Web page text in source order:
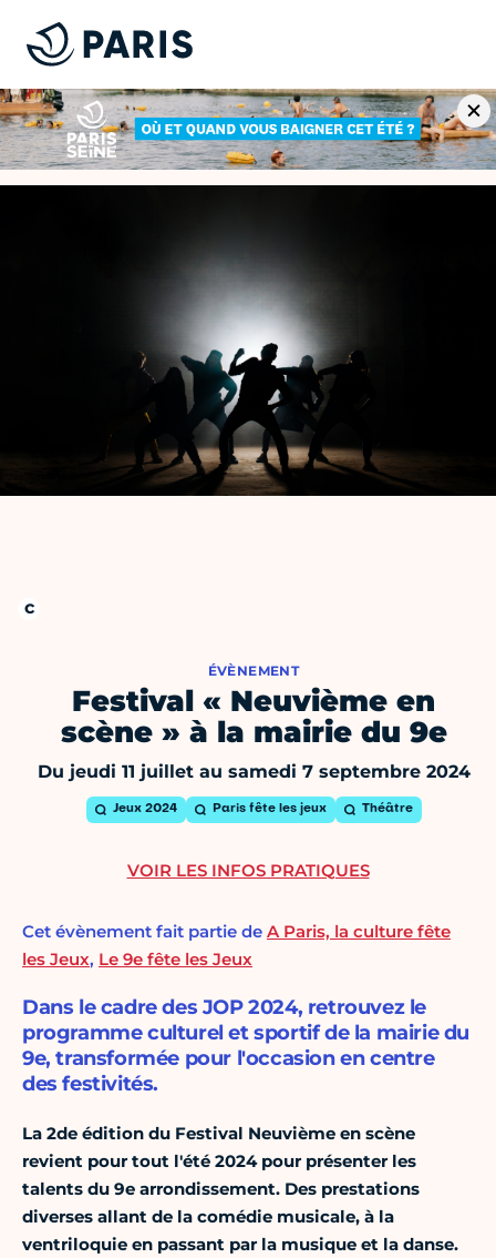
ÉVÈNEMENT
Festival « Neuvième en
scène » à la mairie du 9e
Du jeudi 11 juillet au samedi 7 septembre 2024
Jeux 2024 Paris fête les jeux Théâtre
Cet évènement fait partie de A Paris, la culture fête
les Jeux, Le 9e fête les Jeux
Dans le cadre des JOP 2024, retrouvez le
programme culturel et sportif de la mairie du
9e, transformée pour l'occasion en centre
des festivités.
La 2de édition du Festival Neuvième en scène
revient pour tout l'été 2024 pour présenter les
talents du 9e arrondissement. Des prestations
diverses allant de la comédie musicale, à la
ventriloquie en passant par la musique et la danse.
VOIR LES INFOS PRATIQUES